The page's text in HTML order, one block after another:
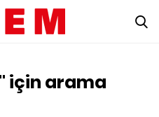
için arama